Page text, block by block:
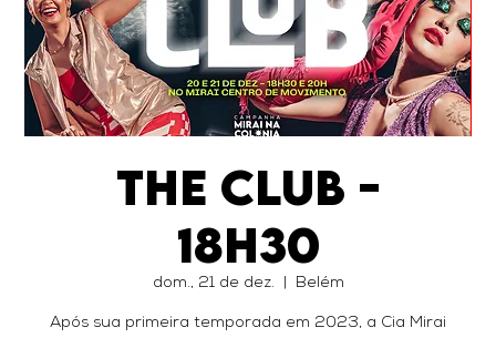
The Club -
18h30
dom., 21 de dez. Belém
Após sua primeira temporada em 2023, a Cia Mirai